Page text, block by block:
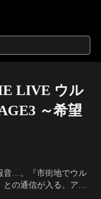
LIVE ウル
～希望
音…。『市街地でウル
との通信が入る。アス